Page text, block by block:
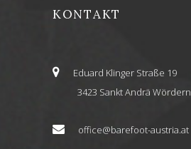
KONTAKT
Eduard Klinger Straße 19
3423 Sankt Andrä Wördern
office@barefoot-austria.at